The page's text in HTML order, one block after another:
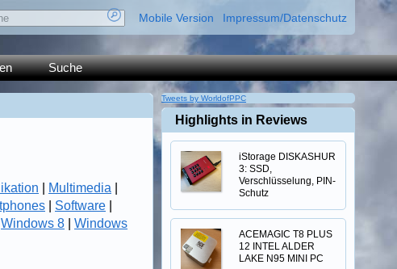
Mobile Version Impressum/Datenschutz
Suche
Multimedia
Software
Windows 8
Windows
Tweets by WorldofPPC
Highlights in Reviews
iStorage DISKASHUR
3: SSD,
Verschlüsselung, PIN-
Schutz
ACEMAGIC T8 PLUS
12 INTEL ALDER
LAKE N95 MINI PC